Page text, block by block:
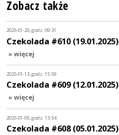
Zobacz także
2025-01-20, godz. 09:31
Czekolada #610 (19.01.2025)
» więcej
2025-01-13, godz. 15:59
Czekolada #609 (12.01.2025)
» więcej
2025-01-05, godz. 13:54
Czekolada #608 (05.01.2025)